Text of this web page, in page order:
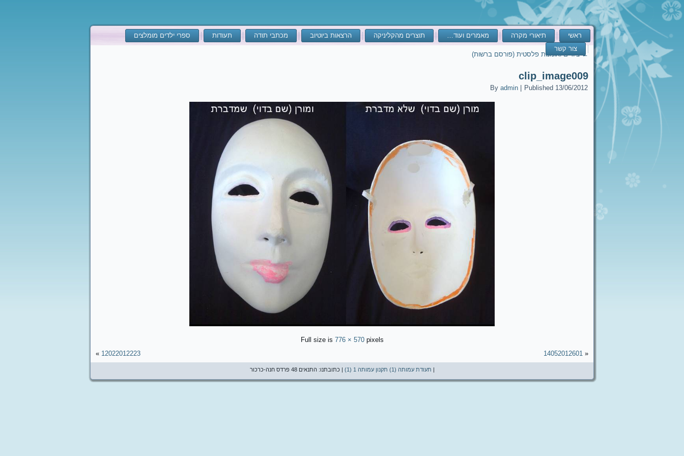
ראשי תיאורי מקרה מאמרים ועוד… תוצרים מהקליניקה הרצאות ביוטיוב מכתבי תודה תעודות
ספרי ילדים מומלצים
צור קשר
←ציורים ואומנות פלסטית (פורסם ברשות)
clip_image009
Published 13/06/2012
By admin
Full size is 776 × 570pixels
«
14052012601
12022012223
»
| תעודת עמותה (1) תקנון עמותה 1 (1) | כתובתנו: התנאים 48 פרדס חנה-כרכור